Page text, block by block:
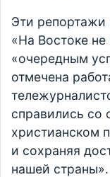
Эти репортажи
«На Востоке не
«очередным
отмечена
справились со
христианском
и сохраняя
нашей